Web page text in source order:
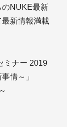
のNUKE最新
新情報満載
ミナー 2019
情～」